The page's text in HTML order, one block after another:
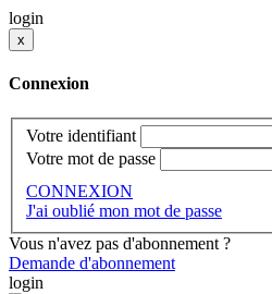
login
x
Connexion
Votre identifiant
Votre mot de passe
CONNEXION
J'ai oublié mon mot de passe
Vous n'avez pas d'abonnement ?
Demande d'abonnement
login